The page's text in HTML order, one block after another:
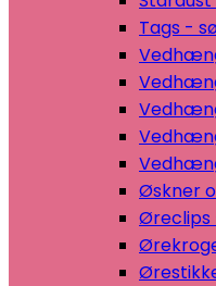
Tags -
Øskner
Øreclips